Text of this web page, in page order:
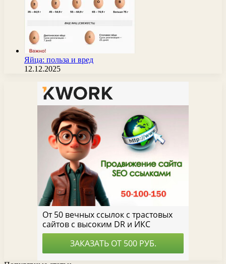
Яйца: польза и вред
12.12.2025